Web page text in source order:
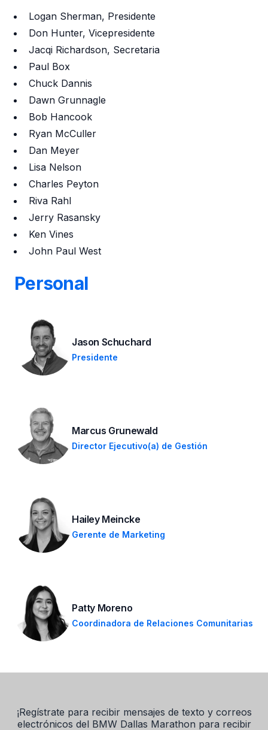
Logan Sherman, Presidente
Don Hunter, Vicepresidente
Jacqi Richardson, Secretaria
Paul Box
Chuck Dannis
Dawn Grunnagle
Bob Hancook
Ryan McCuller
Dan Meyer
Lisa Nelson
Charles Peyton
Riva Rahl
Jerry Rasansky
Ken Vines
John Paul West
Personal
Jason Schuchard
Presidente
Marcus Grunewald
Director Ejecutivo(a) de Gestión
Hailey Meincke
Gerente de Marketing
Patty Moreno
Coordinadora de Relaciones Comunitarias
¡Regístrate para recibir mensajes de texto y correos
electrónicos del BMW Dallas Marathon para recibir